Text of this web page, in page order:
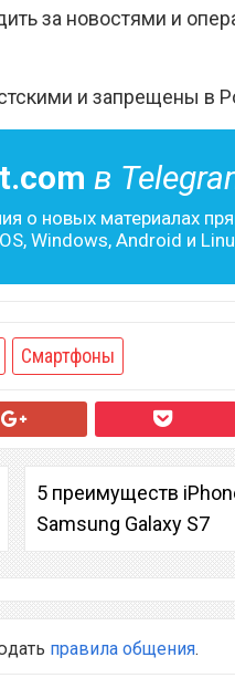
за новостями и
и запрещены в
в
о новых материалах
Windows, Android и
Смартфоны
5 преимуществ
Samsung Galaxy S7
правила общения.